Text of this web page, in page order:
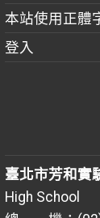
本站使用正體
登入
臺北市芳和實
High School